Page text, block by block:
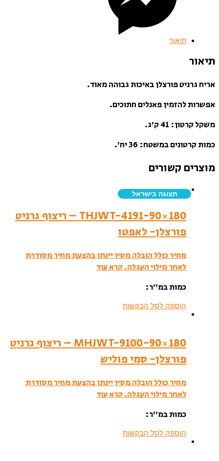
תיאור
תיאור
אריח גרניט פורצלן באיכות גבוהה מאוד.
אפשרות להזמין פאנלים חתוכים.
משקל קרטון: 41 ק’ג.
כמות קרטונים במשטח: 36 יח’.
מוצרים קשורים
תצוגה בישראל
THJWT-4191-90×180 – ריצוף גרניט
פורצלן- לאפטו
מחיר כולל הובלה מסין יינתן בהצעת מחיר מסודרת
לאחר מילוי העגלה. קרא עוד
כמות במ”ר:
הוספה לסל הבקשות
MHJWT-9100-90×180 – ריצוף גרניט
פורצלן- סמי פוליש
מחיר כולל הובלה מסין יינתן בהצעת מחיר מסודרת
לאחר מילוי העגלה.קרא עוד
כמות במ”ר:
הוספה לסל הבקשות